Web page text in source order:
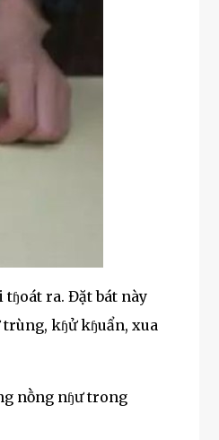
tɧoát ra. Đặt bát này
kɧử kɧuẩn, xua
nṑng nɧư trong